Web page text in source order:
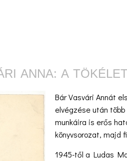
ANNA: A
Bár Vasvári Annát
elvégzése után
munkáira is erős
könyvsorozat, majd
1945-től a Ludas